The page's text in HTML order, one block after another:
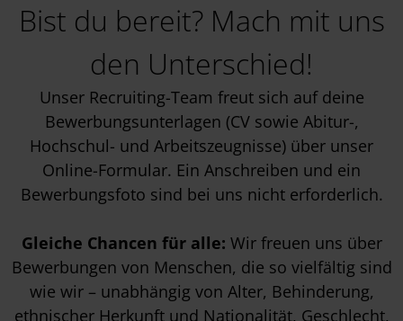
Bist du bereit? Mach mit uns
den Unterschied!
Unser Recruiting-Team freut sich auf deine
Bewerbungsunterlagen (CV sowie Abitur-,
Hochschul- und Arbeitszeugnisse) über unser
Online-Formular. Ein Anschreiben und ein
Bewerbungsfoto sind bei uns nicht erforderlich.
Gleiche Chancen für alle: Wir freuen uns über
Bewerbungen von Menschen, die so vielfältig sind
wie wir – unabhängig von Alter, Behinderung,
ethnischer Herkunft und Nationalität, Geschlecht,